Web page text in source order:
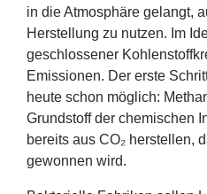
in die Atmosphäre gelangt,
Herstellung zu nutzen. Im
geschlossener
Emissionen. Der erste
heute schon möglich:
Grundstoff der chemischen
bereits aus CO₂ herstellen,
gewonnen wird.